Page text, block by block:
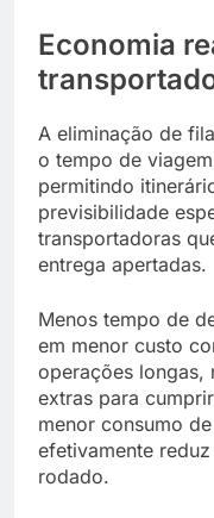
Economia
A eliminação de
o tempo de
permitindo
previsibilidade
transportadoras
entrega apertadas.
Menos tempo de
em menor custo
operações longas,
extras para
menor consumo
efetivamente
rodado.